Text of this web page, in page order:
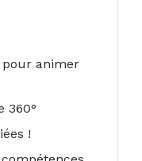
pour animer
360°
!